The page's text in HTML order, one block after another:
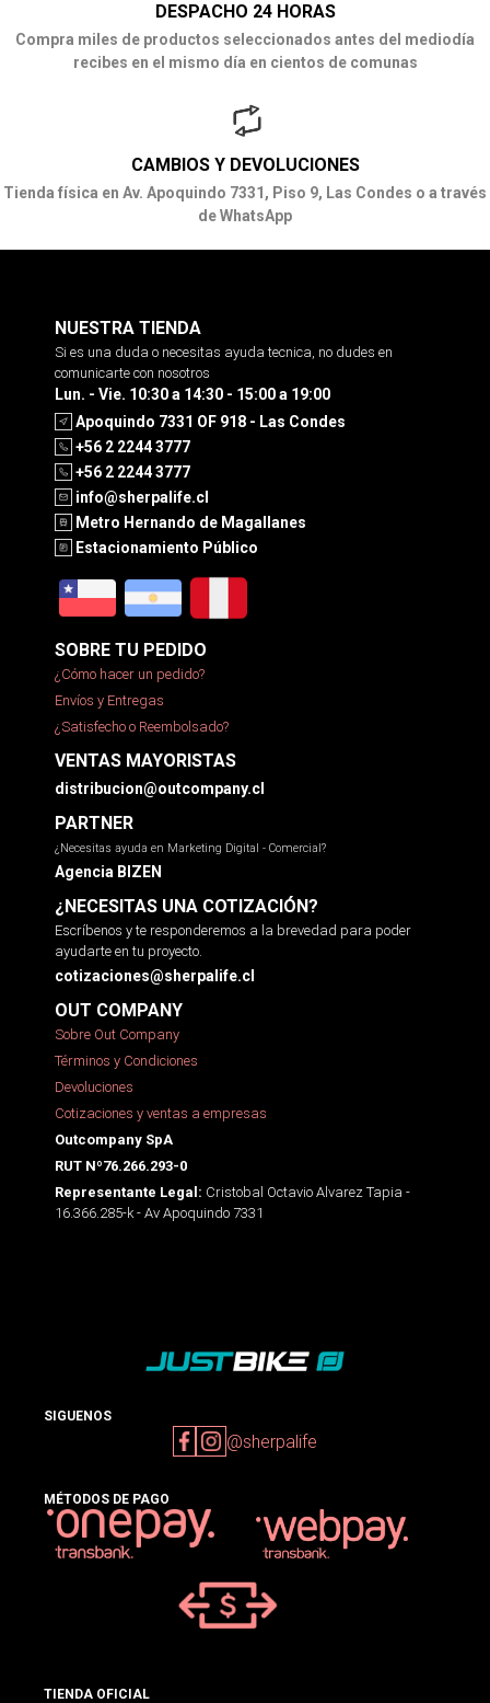
DESPACHO 24 HORAS
Compra miles de productos seleccionados antes del mediodía
recibes en el mismo día en cientos de comunas
CAMBIOS Y DEVOLUCIONES
Tienda física en Av. Apoquindo 7331, Piso 9, Las Condes o a través
de WhatsApp
NUESTRA TIENDA
Si es una duda o necesitas ayuda tecnica, no dudes en
comunicarte con nosotros
Lun. - Vie. 10:30 a 14:30 - 15:00 a 19:00
Apoquindo 7331 OF 918 - Las Condes
+56 2 2244 3777
+56 2 2244 3777
info@sherpalife.cl
Metro Hernando de Magallanes
Estacionamiento Público
SOBRE TU PEDIDO
¿Cómo hacer un pedido?
Envíos y Entregas
¿Satisfecho o Reembolsado?
VENTAS MAYORISTAS
distribucion@outcompany.cl
PARTNER
¿Necesitas ayuda en Marketing Digital - Comercial?
Agencia BIZEN
¿NECESITAS UNA COTIZACIÓN?
Escríbenos y te responderemos a la brevedad para poder
ayudarte en tu proyecto.
cotizaciones@sherpalife.cl
OUT COMPANY
Sobre Out Company
Términos y Condiciones
Devoluciones
Cotizaciones y ventas a empresas
Outcompany SpA
RUT Nº76.266.293-0
Representante Legal: Cristobal Octavio Alvarez Tapia -
16.366.285-k - Av Apoquindo 7331
SIGUENOS
@sherpalife
MÉTODOS DE PAGO
TIENDA OFICIAL